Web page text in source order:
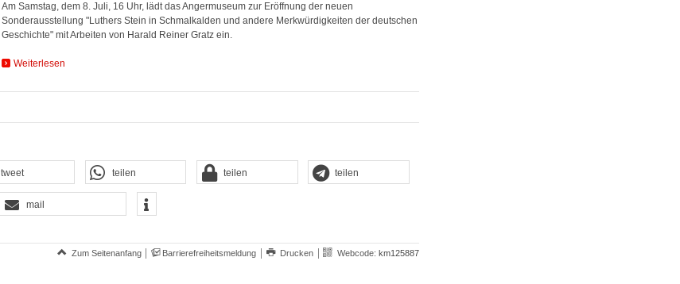
Am Samstag, dem 8. Juli, 16 Uhr, lädt das Angermuseum zur Eröffnung der neuen
Sonderausstellung "Luthers Stein in Schmalkalden und andere Merkwürdigkeiten der deutschen
Geschichte" mit Arbeiten von Harald Reiner Gratz ein.
Weiterlesen
tweet teilen teilen teilen
mail
Zum Seitenanfang Barrierefreiheitsmeldung Drucken Webcode: km125887